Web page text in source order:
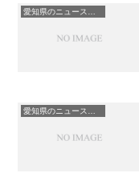
愛知県のニュース一覧